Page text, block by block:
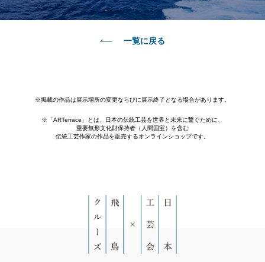
一覧に戻る
※掲載の作品は展示場所の変更ならびに展示終了となる場合があります。
※「ARTerrace」とは、日本の伝統工芸を世界と未来に繋ぐために、
重要無形文化財保持者（人間国宝）を含む
伝統工芸作家の作品を販売するオンラインショップです。